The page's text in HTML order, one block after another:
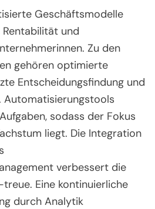
Geschäftsmodelle
Rentabilität und
Zu den
gehören optimierte
Entscheidungsfindung und
Automatisierungstools
sodass der Fokus
liegt. Die Integration
verbessert die
Eine kontinuierliche
durch Analytik